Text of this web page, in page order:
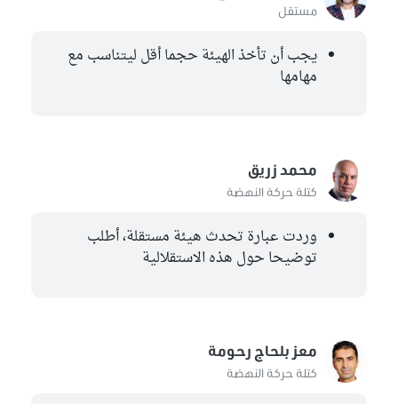
مستقل
يجب أن تأخذ الهيئة حجما أقل ليتناسب مع
مهامها
محمد زريق
كتلة حركة النهضة
وردت عبارة تحدث هيئة مستقلة، أطلب
توضيحا حول هذه الاستقلالية
معز بلحاج رحومة
كتلة حركة النهضة